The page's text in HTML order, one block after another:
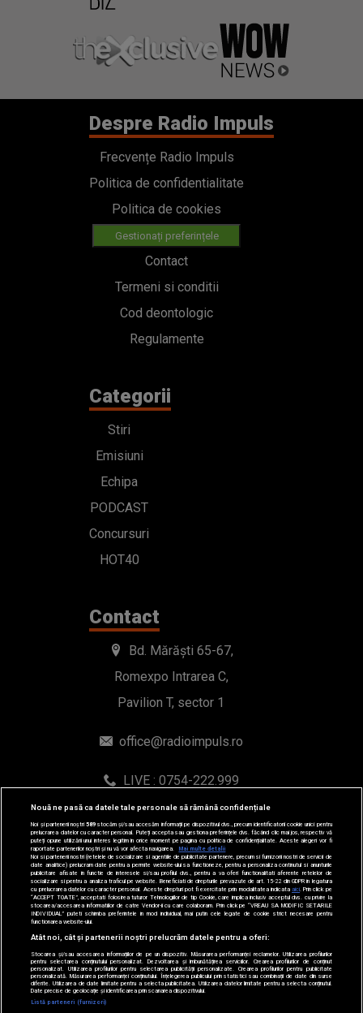
Frecvențe Radio Impuls
Politica de confidentialitate
Politica de cookies
Contact
Termeni si conditii
Cod deontologic
Regulamente
Categorii
Stiri
Emisiuni
Echipa
Concursuri
HOT40
Bd. Mărăști 65-67,
Romexpo Intrarea C,
Pavilion T, sector 1
LIVE : 0754-222.999
WhatsApp: 0754-222.999
© 2019-2026 DOGAN MEDIA INTERNATIONAL SA, Toate
drepturile rezervate.
Nouă ne pasă ca datele tale personale să rămână confidențiale
Noi și partenerii noștri589stocăm și/sau accesăm informații pe dispozitivul dvs., precum identificatorii cookie unici pentru
prelucrarea datelor cu caracter personal. Puteți accepta sau gestiona preferințele dvs. făcând clic mai jos, respectiv vă
puteți opune utilizării unui interes legitim în orice moment pe pagina cu politica de confidențialitate. Aceste alegeri vor fi
raportate partenerilor noștri și nu vă vor afecta navigarea.
Mai multe detalii
Noi si partenerii nostri (retelele de socializare si agentiile de publicitate partenere, precum si furnizorii nostri de servicii de
date analitice) prelucram date pentru a permite website-ului sa functioneze, pentru a personaliza continutul si anunturile
publicitare afisate in functie de interesele si/sau profilul dvs., pentru a va oferi functionalitati aferente retelelor de
socializare si pentru a analiza traficul pe website. Beneficiati de drepturile prevazute de art. 15-22 din GDPR in legatura
cu prelucrarea datelor cu caracter personal. Aceste drepturi pot fi exercitate prin modalitatea indicataaici . Prin click pe
“ACCEPT TOATE”, acceptati folosirea tuturor Tehnologiilor de tip Cookie, care implica inclusiv acceptul dvs. cu privire la
stocarea/accesarea informatiilor de catre Vendor-ii cu care colaboram. Prin click pe “VREAU SA MODIFIC SETARILE
INDIVIDUAL” puteti schimba preferintele in mod individual, mai putin cele legate de cookie strict necesare pentru
functionarea website-ului.
Atât noi, cât și partenerii noștri prelucrăm datele pentru a oferi:
Stocarea și/sau accesarea informațiilor de pe un dispozitiv. Măsurarea performanței reclamelor. Utilizarea profilurilor
pentru selectarea conținutului personalizat. Dezvoltarea și îmbunătățirea serviciilor. Crearea profilurilor de conținut
personalizat. Utilizarea profilurilor pentru selectarea publicității personalizate. Crearea profilurilor pentru publicitate
personalizată. Măsurarea performanței conținutului. Înțelegerea publicului prin statistici sau combinații de date din surse
diferite. Utilizarea de date limitate pentru a selecta publicitatea. Utilizarea datelor limitate pentru a selecta conținutul.
Date precise de geolocație și identificarea prin scanarea dispozitivului.
Listă parteneri (furnizori)